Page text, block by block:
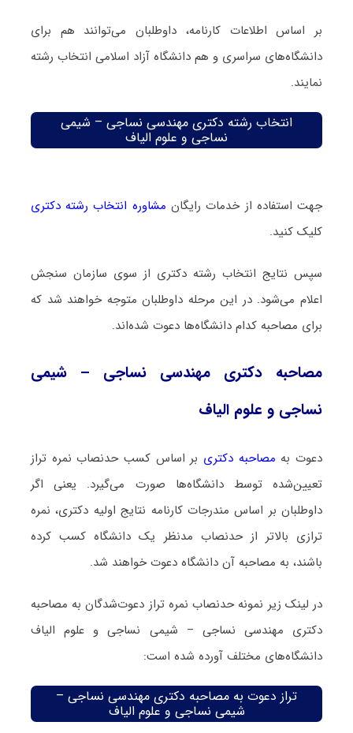
بر اساس اطلاعات کارنامه، داوطلبان می‌توانند هم برای
دانشگاه‌های سراسری و هم دانشگاه آزاد اسلامی انتخاب رشته
نمایند.
انتخاب رشته دکتری مهندسی نساجی – شیمی
نساجی و علوم الیاف
جهت استفاده از خدمات رایگان مشاوره انتخاب رشته دکتری
کلیک کنید.
سپس نتایج انتخاب رشته دکتری از سوی سازمان سنجش
اعلام می‌شود. در این مرحله داوطلبان متوجه خواهند شد که
برای مصاحبه کدام دانشگاه‌ها دعوت شده‌اند.
مصاحبه دکتری مهندسی نساجی – شیمی
نساجی و علوم الیاف
دعوت به مصاحبه دکتری بر اساس کسب حدنصاب نمره تراز
تعیین‌شده توسط دانشگاه‌ها صورت می‌گیرد. یعنی اگر
داوطلبان بر اساس مندرجات کارنامه نتایج اولیه دکتری، نمره
ترازی بالاتر از حدنصاب مدنظر یک دانشگاه کسب کرده
باشند، به مصاحبه آن دانشگاه دعوت خواهند شد.
در لینک زیر نمونه حدنصاب نمره تراز دعوت‌شدگان به مصاحبه
دکتری مهندسی نساجی – شیمی نساجی و علوم الیاف
دانشگاه‌های مختلف آورده شده است:
تراز دعوت به مصاحبه دکتری مهندسی نساجی –
شیمی نساجی و علوم الیاف